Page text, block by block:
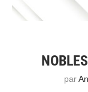
par